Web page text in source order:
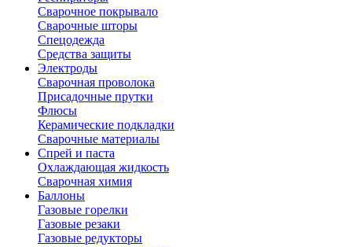
Сварочное покрывало
Сварочные шторы
Спецодежда
Средства защиты
Электроды
Сварочная проволока
Присадочные прутки
Флюсы
Керамические подкладки
Сварочные материалы
Спрей и паста
Охлаждающая жидкость
Сварочная химия
Баллоны
Газовые горелки
Газовые резаки
Газовые редукторы